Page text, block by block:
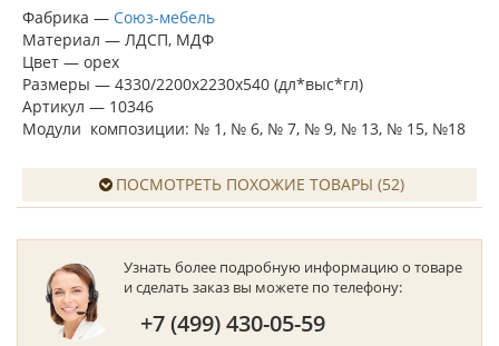
Фабрика — Союз-мебель
Материал — ЛДСП, МДФ
Цвет — орех
Размеры — 4330/2200х2230х540 (дл*выс*гл)
Артикул — 10346
Модули композиции: № 1, № 6, № 7, № 9, № 13, № 15, №18
ПОСМОТРЕТЬ ПОХОЖИЕ ТОВАРЫ (52)
Узнать более подробную информацию о товаре
и сделать заказ вы можете по телефону:
+7 (499) 430-05-59